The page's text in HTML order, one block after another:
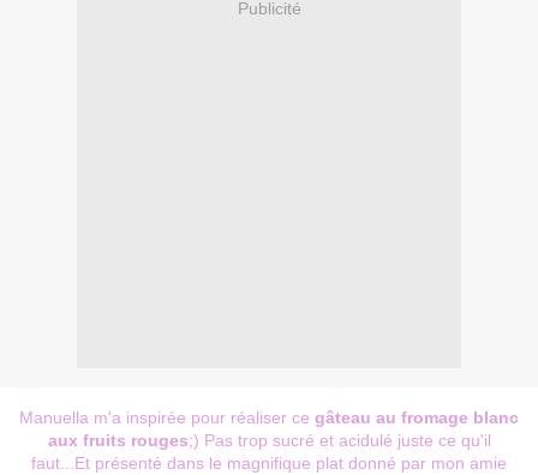
Publicité
Manuella m'a inspirée pour réaliser ce gâteau au fromage blanc
aux fruits rouges;) Pas trop sucré et acidulé juste ce qu'il
faut...Et présenté dans le magnifique plat donné par mon amie